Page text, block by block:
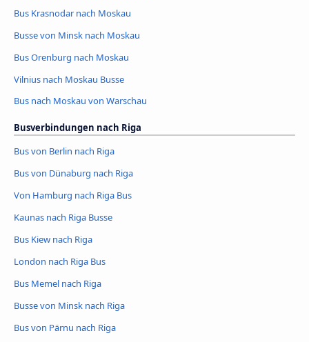
Bus Krasnodar nach Moskau
Busse von Minsk nach Moskau
Bus Orenburg nach Moskau
Vilnius nach Moskau Busse
Bus nach Moskau von Warschau
Busverbindungen nach Riga
Bus von Berlin nach Riga
Bus von Dünaburg nach Riga
Von Hamburg nach Riga Bus
Kaunas nach Riga Busse
Bus Kiew nach Riga
London nach Riga Bus
Bus Memel nach Riga
Busse von Minsk nach Riga
Bus von Pärnu nach Riga